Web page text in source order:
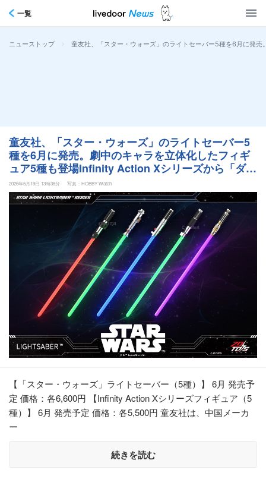
一覧
ニューストップ > 童友社、「スター・ウォーズ」のライトセーバー5種を6月に発
童友社、「スター・ウォーズ」のライトセーバー5
種を6月に発売。劇中のキャラを立体化したフィギ
ュア5種も登場Infinity Action Xシリーズから「ダー
スベイダー（ジェダイの帰還版）」など
2026年5月19日 13時38分 写真：HOBBY Watch
【「スター・ウォーズ」ライトセーバー（5種）】 6月 発売予
定 価格：各6,600円 【Infinity Action Xシリーズフィギュア（5
種）】 6月 発売予定 価格：各5,500円 童友社は、中国メーカ
ー
続きを読む